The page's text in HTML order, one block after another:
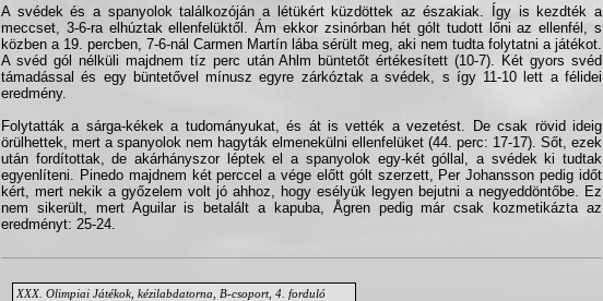
A svédek és a spanyolok találkozóján a létükért küzdöttek az északiak. Így is kezdték a
meccset, 3-6-ra elhúztak ellenfelüktől. Ám ekkor zsinórban hét gólt tudott lőni az ellenfél, s
közben a 19. percben, 7-6-nál Carmen Martín lába sérült meg, aki nem tudta folytatni a játékot.
A svéd gól nélküli majdnem tíz perc után Ahlm büntetőt értékesített (10-7). Két gyors svéd
támadással és egy büntetővel mínusz egyre zárkóztak a svédek, s így 11-10 lett a félidei
eredmény.
Folytatták a sárga-kékek a tudományukat, és át is vették a vezetést. De csak rövid ideig
örülhettek, mert a spanyolok nem hagyták elmenekülni ellenfelüket (44. perc: 17-17). Sőt, ezek
után fordítottak, de akárhányszor léptek el a spanyolok egy-két góllal, a svédek ki tudtak
egyenlíteni. Pinedo majdnem két perccel a vége előtt gólt szerzett, Per Johansson pedig időt
kért, mert nekik a győzelem volt jó ahhoz, hogy esélyük legyen bejutni a negyeddöntőbe. Ez
nem sikerült, mert Aguilar is betalált a kapuba, Ågren pedig már csak kozmetikázta az
eredményt: 25-24.
XXX. Olimpiai Játékok, kézilabdatorna, B-csoport, 4. forduló